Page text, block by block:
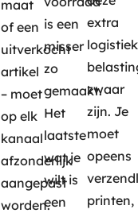
maat
of een
uitverkocht
artikel
– moet
op elk
kanaal
afzonderlijk
aangepast
worden.
is een
misser
zo
gemaakt.
Het
laatste
wat je
wilt is
een
extra
zwaar
zijn. Je
moet
opeens
printen,